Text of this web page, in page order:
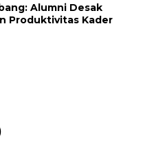
Alumni Desak
Produktivitas Kader